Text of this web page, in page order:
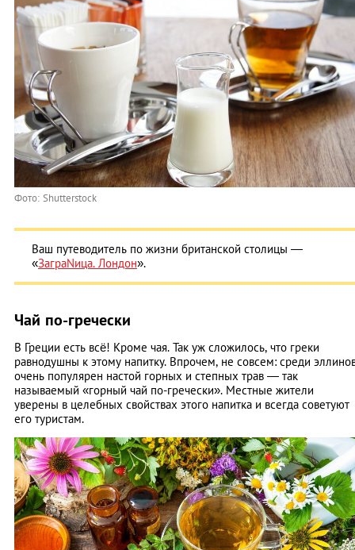
Фото: Shutterstock
Ваш путеводитель по жизни британской столицы —
«ЗаграNица. Лондон».
Чай по-гречески
В Греции есть всё! Кроме чая. Так уж сложилось, что греки
равнодушны к этому напитку. Впрочем, не совсем: среди
очень популярен настой горных и степных трав — так
называемый «горный чай по-гречески». Местные жители
уверены в целебных свойствах этого напитка и всегда советуют
его туристам.